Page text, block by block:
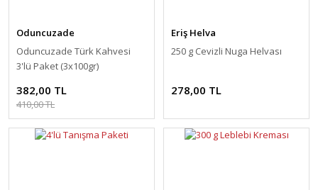
Oduncuzade
Oduncuzade Türk Kahvesi
3'lü Paket (3x100gr)
382,00 TL
410,00 TL
Eriş Helva
250 g Cevizli Nuga Helvası
278,00 TL